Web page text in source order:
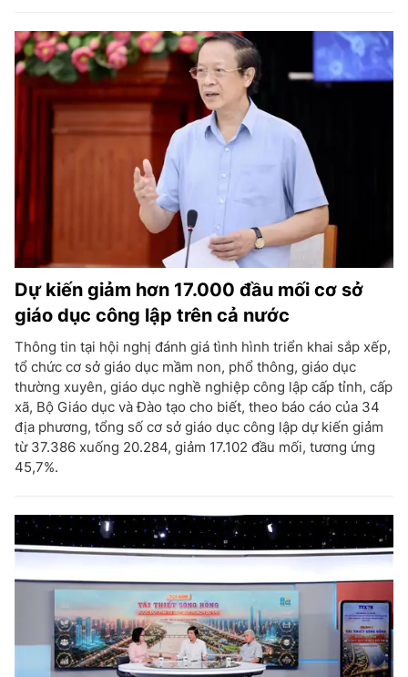
Dự kiến giảm hơn 17.000 đầu mối cơ sở
giáo dục công lập trên cả nước
Thông tin tại hội nghị đánh giá tình hình triển khai sắp xếp,
tổ chức cơ sở giáo dục mầm non, phổ thông, giáo dục
thường xuyên, giáo dục nghề nghiệp công lập cấp tỉnh, cấp
xã, Bộ Giáo dục và Đào tạo cho biết, theo báo cáo của 34
địa phương, tổng số cơ sở giáo dục công lập dự kiến giảm
từ 37.386 xuống 20.284, giảm 17.102 đầu mối, tương ứng
45,7%.